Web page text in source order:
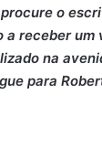
o
a receber
na
para